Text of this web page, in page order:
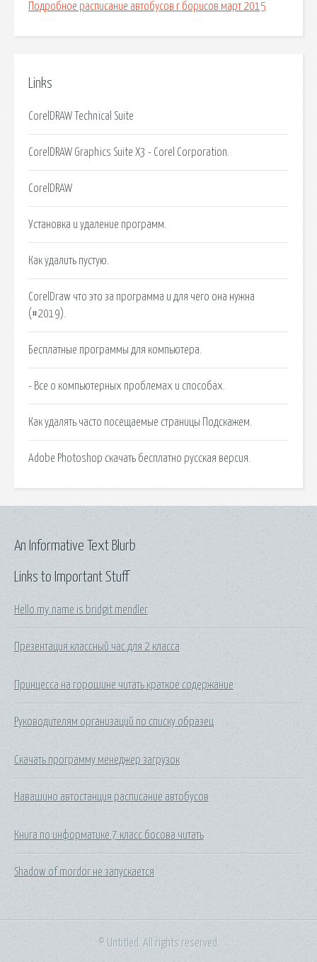
Подробное расписание автобусов г борисов март 2015
Links
CorelDRAW Technical Suite
CorelDRAW Graphics Suite X3 - Corel Corporation.
CorelDRAW
Установка и удаление программ.
Как удалить пустую.
CorelDraw что это за программа и для чего она нужна
(#2019).
Бесплатные программы для компьютера.
- Все о компьютерных проблемах и способах.
Как удалять часто посещаемые страницы Подскажем.
Adobe Photoshop скачать бесплатно русская версия.
Links to Important Stuff
Hello my name is bridgit mendler
Презентация классный час для 2 класса
Принцесса на горошине читать краткое содержание
Руководителям организаций по списку образец
Скачать программу менеджер загрузок
Навашино автостанция расписание автобусов
Книга по информатике 7 класс босова читать
Shadow of mordor не запускается
An Informative Text Blurb
© Untitled. All rights reserved.